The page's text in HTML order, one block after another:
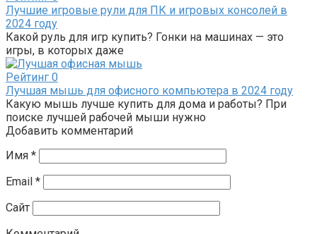
Лучшие игровые рули для ПК и игровых консолей в
2024 году
Какой руль для игр купить? Гонки на машинах — это
игры, в которых даже
Рейтинг 0
Лучшая мышь для офисного компьютера в 2024 году
Какую мышь лучше купить для дома и работы? При
поиске лучшей рабочей мыши нужно
Добавить комментарий
Имя *
Email *
Сайт